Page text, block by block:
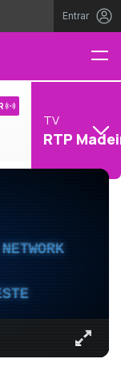
Entrar
TV
RTP